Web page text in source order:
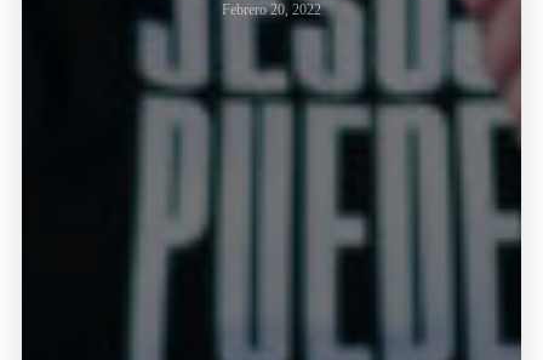
Febrero 20, 2022